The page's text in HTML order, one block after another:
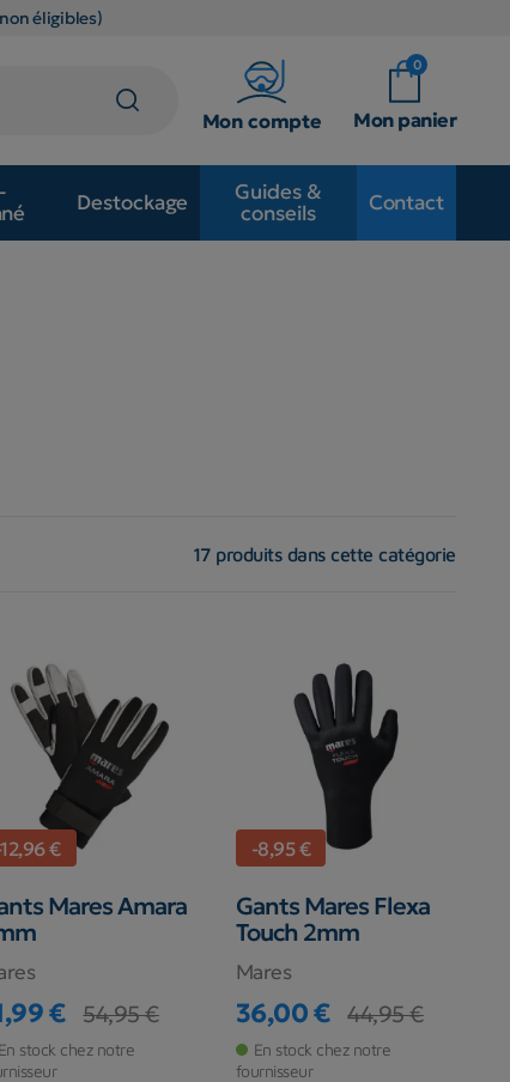
éligibles)
Mon compte
0
Mon panier
Destockage
Guides &
conseils
Contact
17 produits dans cette catégorie
€
Mares Amara
€
de base
54,95 €
En stock chez notre
-8,95 €
Gants Mares Flexa
Touch 2mm
Mares
Prix
36,00 €
Prix de base
44,95 €
En stock chez notre
fournisseur